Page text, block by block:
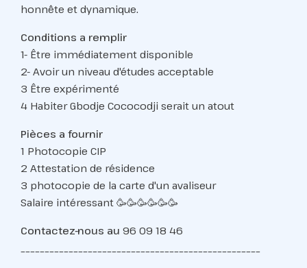
honnête et dynamique.
Conditions a remplir
1- Être immédiatement disponible
2- Avoir un niveau d'études acceptable
3 Être expérimenté
4 Habiter Gbodje Cococodji serait un atout
Pièces a fournir
1 Photocopie CIP
2 Attestation de résidence
3 photocopie de la carte d'un avaliseur
Salaire intéressant 🥳🥳🥳🥳🥳🥳
Contactez-nous au 96 09 18 46